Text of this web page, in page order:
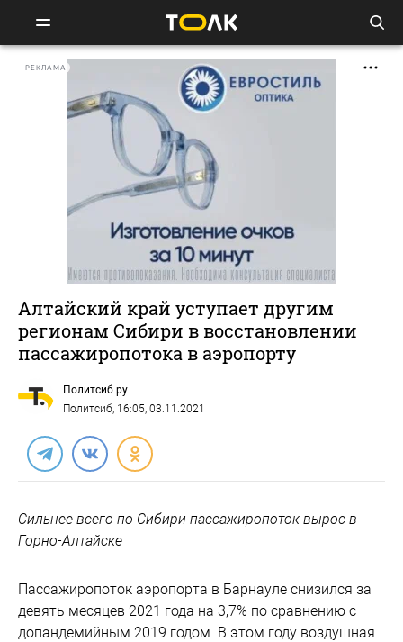
РЕКЛАМА
Алтайский край уступает другим
регионам Сибири в восстановлении
пассажиропотока в аэропорту
Политсиб.ру
Политсиб, 16:05, 03.11.2021
Сильнее всего по Сибири пассажиропоток вырос в
Горно-Алтайске
Пассажиропоток аэропорта в Барнауле снизился за
девять месяцев 2021 года на 3,7% по сравнению с
допандемийным 2019 годом. В этом году воздушная